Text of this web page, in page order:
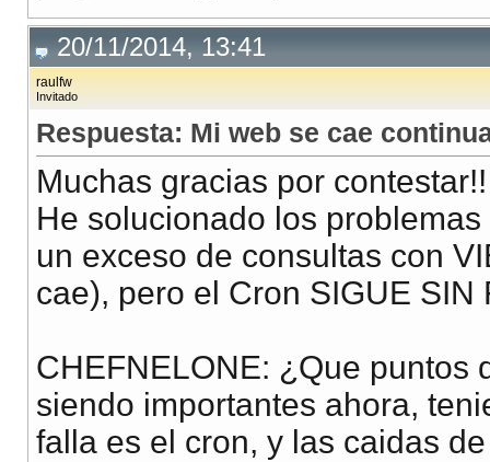
20/11/2014, 13:41
raulfw
Invitado
Respuesta: Mi web se cae
Muchas gracias por contestar!!
He solucionado los
un exceso de consultas con
cae), pero el Cron SIGUE SIN
CHEFNELONE: ¿Que puntos
siendo importantes ahora,
falla es el cron, y las caidas